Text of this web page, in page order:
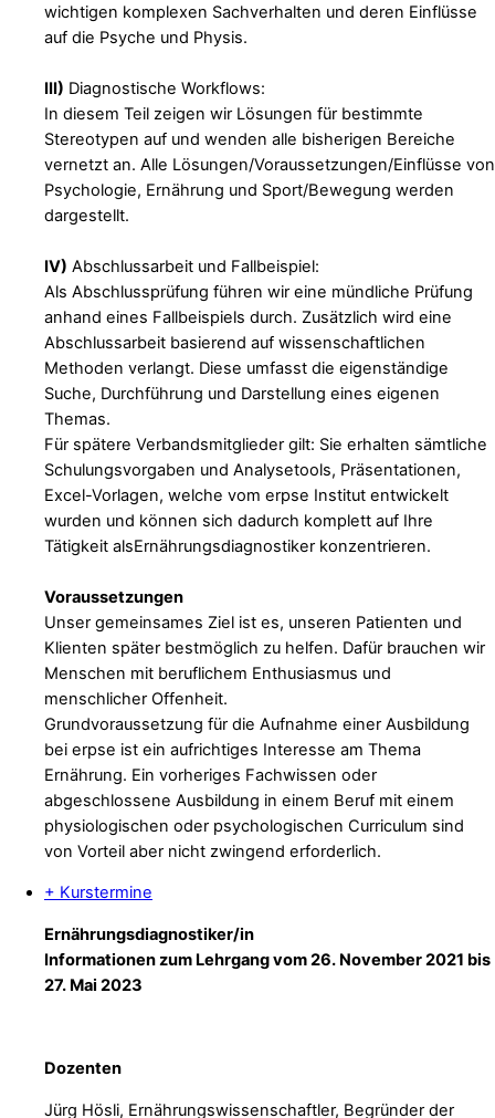
wichtigen komplexen Sachverhalten und deren Einflüsse
auf die Psyche und Physis.
III) Diagnostische Workflows:
In diesem Teil zeigen wir Lösungen für bestimmte
Stereotypen auf und wenden alle bisherigen Bereiche
vernetzt an. Alle Lösungen/Voraussetzungen/Einflüsse von
Psychologie, Ernährung und Sport/Bewegung werden
dargestellt.
IV) Abschlussarbeit und Fallbeispiel:
Als Abschlussprüfung führen wir eine mündliche Prüfung
anhand eines Fallbeispiels durch. Zusätzlich wird eine
Abschlussarbeit basierend auf wissenschaftlichen
Methoden verlangt. Diese umfasst die eigenständige
Suche, Durchführung und Darstellung eines eigenen
Themas.
Für spätere Verbandsmitglieder gilt: Sie erhalten sämtliche
Schulungsvorgaben und Analysetools, Präsentationen,
Excel-Vorlagen, welche vom erpse Institut entwickelt
wurden und können sich dadurch komplett auf Ihre
Tätigkeit alsErnährungsdiagnostiker konzentrieren.
Voraussetzungen
Unser gemeinsames Ziel ist es, unseren Patienten und
Klienten später bestmöglich zu helfen. Dafür brauchen wir
Menschen mit beruflichem Enthusiasmus und
menschlicher Offenheit.
Grundvoraussetzung für die Aufnahme einer Ausbildung
bei erpse ist ein aufrichtiges Interesse am Thema
Ernährung. Ein vorheriges Fachwissen oder
abgeschlossene Ausbildung in einem Beruf mit einem
physiologischen oder psychologischen Curriculum sind
von Vorteil aber nicht zwingend erforderlich.
+ Kurstermine
Ernährungsdiagnostiker/in
Informationen zum Lehrgang vom 26. November 2021 bis
27. Mai 2023
Dozenten
Jürg Hösli, Ernährungswissenschaftler, Begründer der